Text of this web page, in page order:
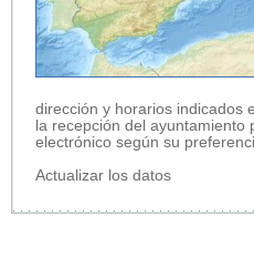
dirección y horarios indicados
la recepción del ayuntamiento
electrónico según su
Actualizar los datos